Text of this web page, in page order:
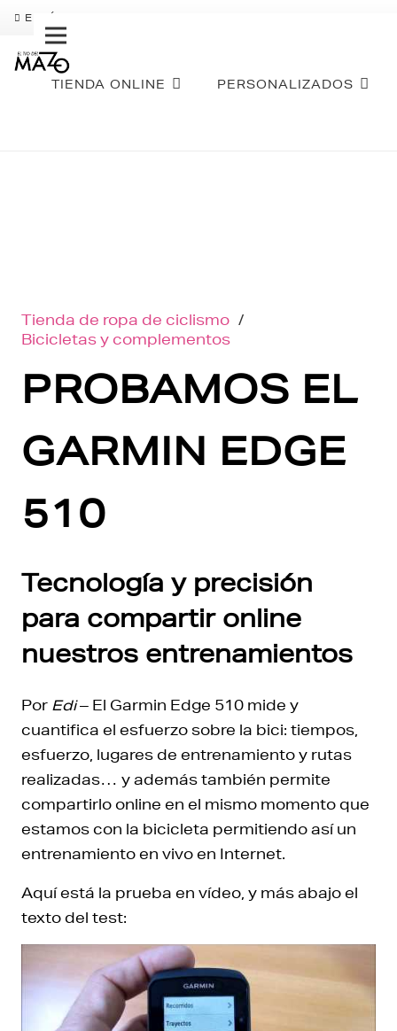
ENVÍO GRATIS
TIENDA ONLINE PERSONALIZADOS
Tienda de ropa de ciclismo /
Bicicletas y complementos
PROBAMOS EL
GARMIN EDGE
510
Tecnología y precisión
para compartir online
nuestros entrenamientos
Por Edi– El Garmin Edge 510 mide y
cuantifica el esfuerzo sobre la bici: tiempos,
esfuerzo, lugares de entrenamiento y rutas
realizadas… y además también permite
compartirlo online en el mismo momento que
estamos con la bicicleta permitiendo así un
entrenamiento en vivo en Internet.
Aquí está la prueba en vídeo, y más abajo el
texto del test: